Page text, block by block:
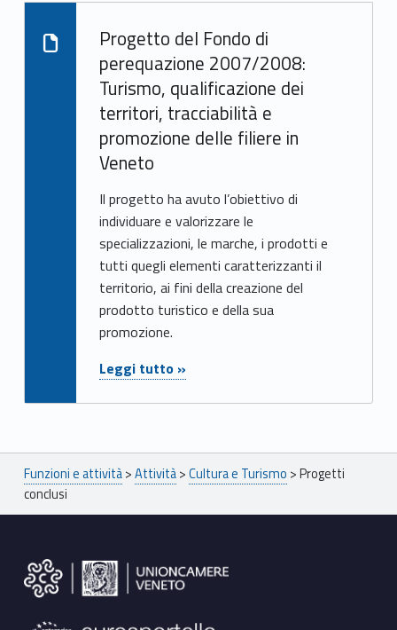
Leggi oltre su "Progetto del Fondo di perequazione 2007/2008: Turismo, qualificazione dei territori, tracciabilità e promozione delle filiere in Veneto"
Progetto del Fondo di
perequazione 2007/2008:
Turismo, qualificazione dei
territori, tracciabilità e
promozione delle filiere in
Veneto
Il progetto ha avuto l’obiettivo di
individuare e valorizzare le
specializzazioni, le marche, i prodotti e
tutti quegli elementi caratterizzanti il
territorio, ai fini della creazione del
prodotto turistico e della sua
promozione.
Leggi tutto »"Progetto del Fondo di perequazione 2007/2008: Turismo, qualificazione dei territori, tracciabilità e promozione delle filiere in Veneto"
Breadcrumbs navigation
Funzioni e attività>Attività>Cultura e Turismo >Progetti
conclusi